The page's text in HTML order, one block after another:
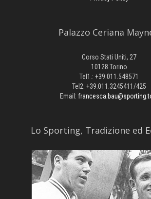
Palazzo Ceriana
Corso Stati Uniti, 27
10128 Torino
Tel1.: +39.011.548571
Tel2: +39.011.3245411/425
Email:
​Lo Sporting, Tradizione ed